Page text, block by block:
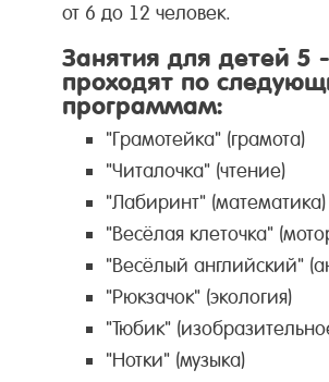
от 6 до 12 человек.
Занятия для детей 5
проходят по
программам:
"Грамотейка" (грамота)
"Читалочка" (чтение)
"Лабиринт" (математика)
"Весёлая клеточка"
"Весёлый английский"
"Рюкзачок" (экология)
"Тюбик"
"Нотки" (музыка)